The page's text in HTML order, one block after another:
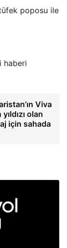
poposu ile
haberi
Viva
olan
için sahada